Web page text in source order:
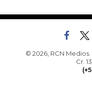
© 2026, RCN
Cr.